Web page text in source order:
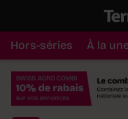
Hors-séries À la une